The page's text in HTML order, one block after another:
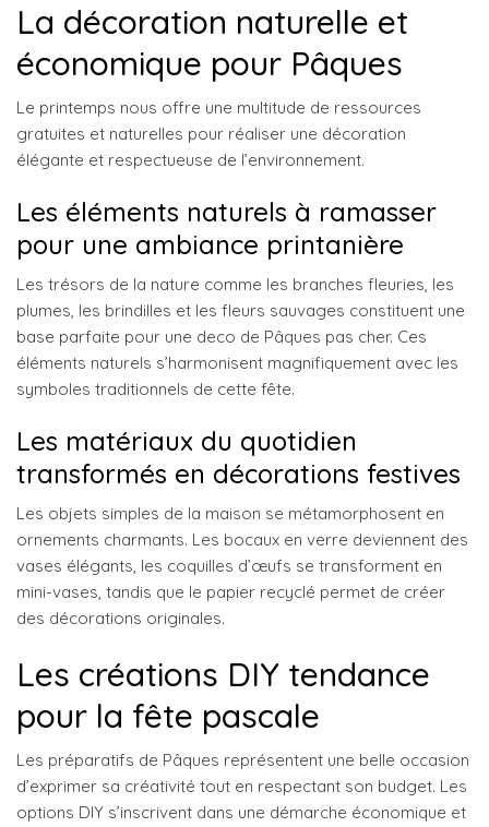
La décoration naturelle et
économique pour Pâques
Le printemps nous offre une multitude de ressources
gratuites et naturelles pour réaliser une décoration
élégante et respectueuse de l’environnement.
Les éléments naturels à ramasser
pour une ambiance printanière
Les trésors de la nature comme les branches fleuries, les
plumes, les brindilles et les fleurs sauvages constituent une
base parfaite pour une deco de Pâques pas cher. Ces
éléments naturels s’harmonisent magnifiquement avec les
symboles traditionnels de cette fête.
Les matériaux du quotidien
transformés en décorations festives
Les objets simples de la maison se métamorphosent en
ornements charmants. Les bocaux en verre deviennent des
vases élégants, les coquilles d’œufs se transforment en
mini-vases, tandis que le papier recyclé permet de créer
des décorations originales.
Les créations DIY tendance
pour la fête pascale
Les préparatifs de Pâques représentent une belle occasion
d’exprimer sa créativité tout en respectant son budget. Les
options DIY s’inscrivent dans une démarche économique et